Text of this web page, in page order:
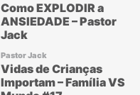
Como EXPLODIR a
ANSIEDADE – Pastor
Jack
Pastor Jack
Vidas de Crianças
Importam – Família VS